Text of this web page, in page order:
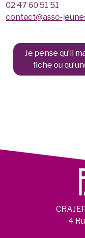
02 47 60 51 51
contact@asso-
Je pense qu’il
fiche ou
4